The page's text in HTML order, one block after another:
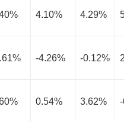
4.10% 4.29%
-4.26% -0.12%
0.54% 3.62% -